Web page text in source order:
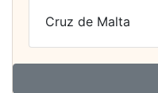
Cruz de Malta